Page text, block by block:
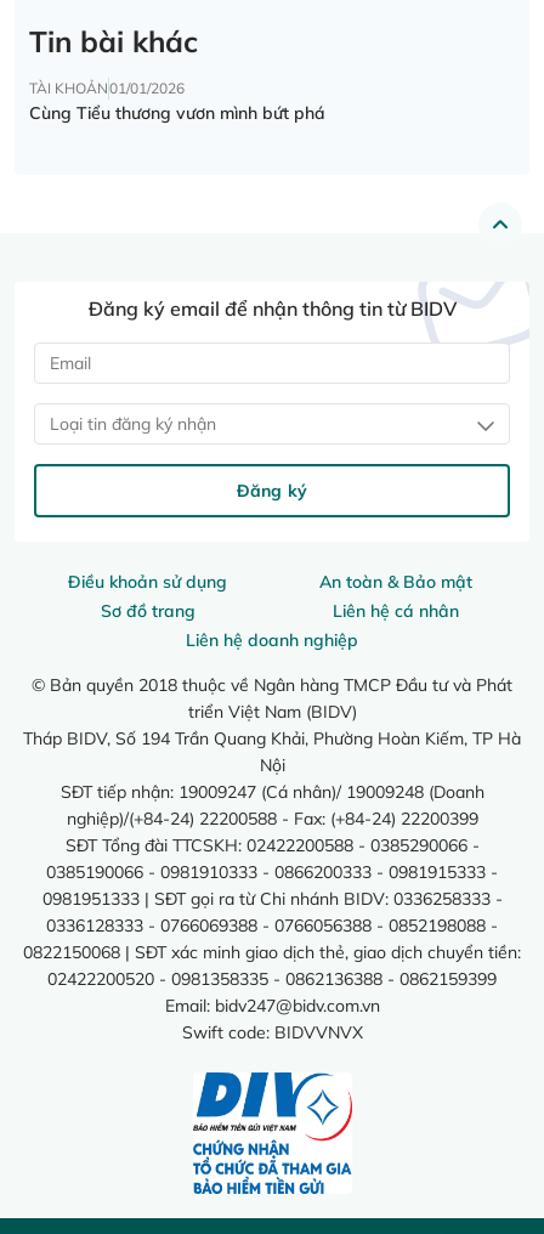
Tin bài khác
TÀI KHOẢN01/01/2026
Cùng Tiểu thương vươn mình bứt phá
Điều khoản sử dụng
An toàn & Bảo mật
Sơ đồ trang
Liên hệ cá nhân
Liên hệ doanh nghiệp
© Bản quyền 2018 thuộc về Ngân hàng TMCP Đầu tư và Phát
triển Việt Nam (BIDV)
Tháp BIDV, Số 194 Trần Quang Khải, Phường Hoàn Kiếm, TP Hà
Nội
SĐT tiếp nhận: 19009247 (Cá nhân)/ 19009248 (Doanh
nghiệp)/(+84-24) 22200588 - Fax: (+84-24) 22200399
SĐT Tổng đài TTCSKH: 02422200588 - 0385290066 -
0385190066 - 0981910333 - 0866200333 - 0981915333 -
0981951333 | SĐT gọi ra từ Chi nhánh BIDV: 0336258333 -
0336128333 - 0766069388 - 0766056388 - 0852198088 -
0822150068 | SĐT xác minh giao dịch thẻ, giao dịch chuyển tiền:
02422200520 - 0981358335 - 0862136388 - 0862159399
Email: bidv247@bidv.com.vn
Swift code: BIDVVNVX
Đăng ký email để nhận thông tin từ BIDV
Loại tin đăng ký nhận
Đăng ký